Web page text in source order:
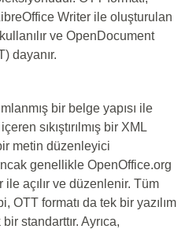
Writer ile oluşturulan
ve OpenDocument
dayanır.
bir belge yapısı ile
sıkıştırılmış bir XML
metin düzenleyici
genellikle OpenOffice.org
açılır ve düzenlenir. Tüm
OTT formatı da tek bir yazılım
standarttır. Ayrıca,